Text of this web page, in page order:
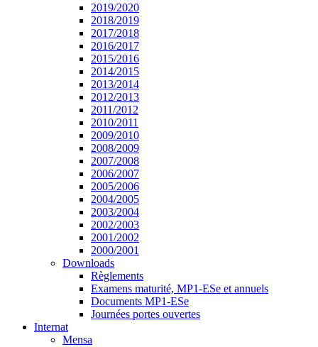
2019/2020
2018/2019
2017/2018
2016/2017
2015/2016
2014/2015
2013/2014
2012/2013
2011/2012
2010/2011
2009/2010
2008/2009
2007/2008
2006/2007
2005/2006
2004/2005
2003/2004
2002/2003
2001/2002
2000/2001
Downloads
Règlements
Examens maturité, MP1-ESe et annuels
Documents MP1-ESe
Journées portes ouvertes
Internat
Mensa